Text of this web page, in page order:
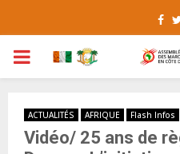
PRIMARY
ACTUALITÉS AFRIQUE Flash Infos
Vidéo/ 25 ans de